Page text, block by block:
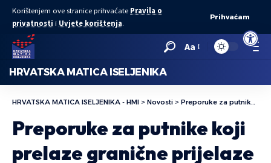
Open
Korištenjem ove stranice prihvaćate Pravila o
privatnosti i Uvjete korištenja.
Prihvaćam
Aa
HRVATSKA MATICA ISELJENIKA
HRVATSKA MATICA ISELJENIKA - HMI > Novosti > Preporuke za putnike koji prelaze granične prijelaze Republike Hrvatske
Preporuke za putnike koji
prelaze granične prijelaze